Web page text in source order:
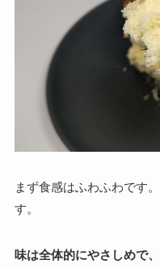
まず食感はふわふわです
す。
味は全体的にやさしめで、